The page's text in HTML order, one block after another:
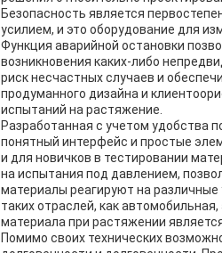
Безопасность является
усилием, и это оборудование для
Функция аварийной остановки
возникновения каких-либо
риск несчастных случаев и
продуманного дизайна и
испытаний на растяжение.
Разработанная с учетом удобства
понятный интерфейс и простые
и для новичков в тестировании
на испытания под давлением,
материалы реагируют на
таких отраслей, как
материала при растяжении
Помимо своих технических